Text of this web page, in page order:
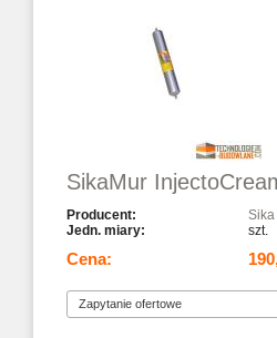
SikaMur
Sika
szt.